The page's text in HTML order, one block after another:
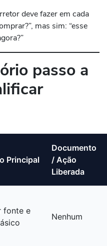
deve fazer em cada
mas sim: “esse
passo a
Principal
Documento
/ Ação
Liberada
fonte e
Nenhum